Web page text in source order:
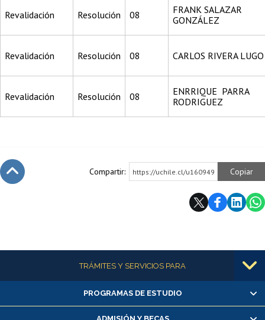
Revalidación Resolución 08
FRANK SALAZAR
GONZÁLEZ
Revalidación Resolución 08 CARLOS RIVERA LUGO
Revalidación Resolución 08
ENRRIQUE PARRA
RODRIGUEZ
Compartir: https://uchile.cl/u160949 Copiar
Más informaciónTRÁMITES Y SERVICIOS PARA
Alumnas/os y exalumnas/os
Matrícula en línea
PROGRAMAS DE ESTUDIO